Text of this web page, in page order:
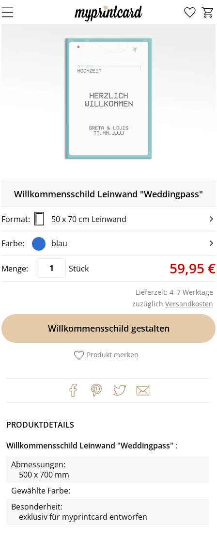
Willkommensschild Leinwand "Weddingpass"
50 x 70 cm Leinwand
blau
Stück 59,95 €
Lieferzeit: 4–7 Werktage
zuzüglich Versandkosten
Willkommensschild gestalten
Produkt merken
PRODUKTDETAILS
Willkommensschild Leinwand "Weddingpass"
Abmessungen:
500 x 700 mm
Gewählte Farbe:
Besonderheit:
exklusiv für myprintcard entworfen